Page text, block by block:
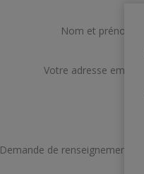
Nom et prénom
Votre adresse email
Demande de renseignements